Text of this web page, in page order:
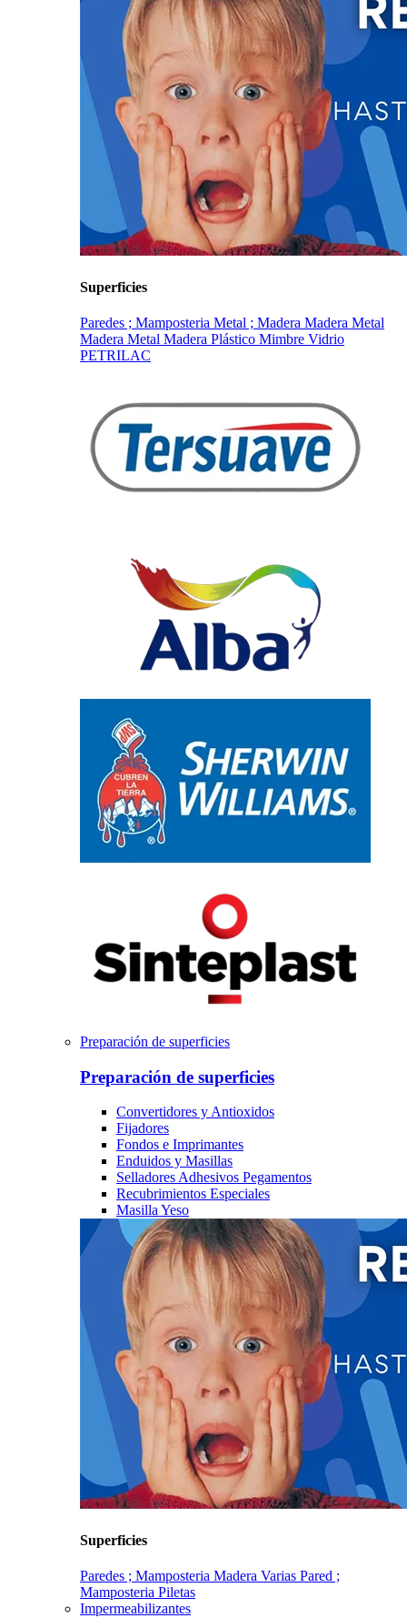
Superficies
Paredes ; Mamposteria Metal ; Madera Madera Metal
Madera Metal Madera Plástico Mimbre Vidrio
PETRILAC
Preparación de superficies
Preparación de superficies
Convertidores y Antioxidos
Fijadores
Fondos e Imprimantes
Enduidos y Masillas
Selladores Adhesivos Pegamentos
Recubrimientos Especiales
Masilla Yeso
Superficies
Paredes ; Mamposteria Madera Varias Pared ;
Mamposteria Piletas
Impermeabilizantes